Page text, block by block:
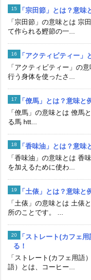
「宗田節」とは？意味
「宗田節」の意味とは 宗
て作られる鰹節の一...
「アクティビティー」
「アクティビティー」の
行う身体を使ったさ...
「僚馬」とは？意味と
「僚馬」の意味とは 僚馬
る馬 htt...
「香味油」とは？意味
「香味油」の意味とは 香
を加えるために使わ...
「土俵」とは？意味と
「土俵」の意味とは 土俵
所のことです。 ...
「ストレート(カフェ
る！
「ストレート(カフェ用語
語）とは、コーヒー...